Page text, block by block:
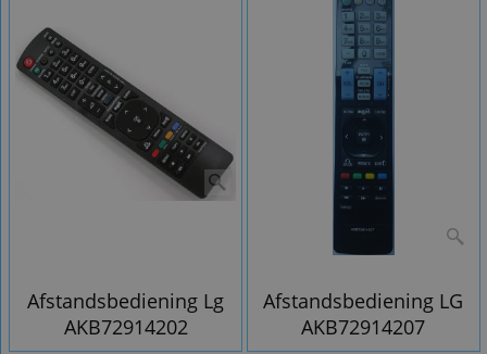
Afstandsbediening Lg
AKB72914202
Afstandsbediening LG
AKB72914207